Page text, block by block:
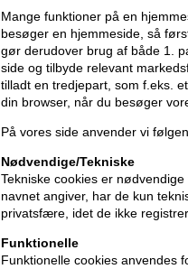
Mange funktioner på en
besøger en hjemmeside, så
gør derudover brug af både 1.
side og tilbyde relevant
tilladt en tredjepart, som f.eks.
din browser, når du besøger
På vores side anvender vi
Nødvendige/Tekniske
Tekniske cookies er
navnet angiver, har de kun
privatsfære, idet de ikke
Funktionelle
Funktionelle cookies anvendes